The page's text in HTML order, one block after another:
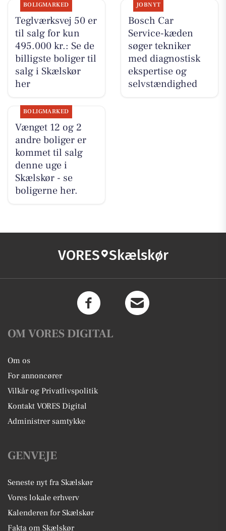
BOLIGMARKED
Teglværksvej 50 er
til salg for kun
495.000 kr.: Se de
billigste boliger til
salg i Skælskør
her
JOBNYT
Bosch Car
Service-kæden
søger tekniker
med diagnostisk
ekspertise og
selvstændighed
BOLIGMARKED
Vænget 12 og 2
andre boliger er
kommet til salg
denne uge i
Skælskør - se
boligerne her.
VORES Skælskør
OM VORES DIGITAL
Om os
For annoncører
Vilkår og Privatlivspolitik
Kontakt VORES Digital
Administrer samtykke
GENVEJE
Seneste nyt fra Skælskør
Vores lokale erhverv
Kalenderen for Skælskør
Fakta om Skælskør